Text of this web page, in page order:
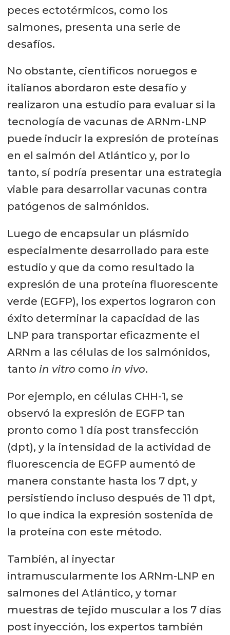
peces ectotérmicos, como los
salmones, presenta una serie de
desafíos.
No obstante, científicos noruegos e
italianos abordaron este desafío y
realizaron una estudio para evaluar si la
tecnología de vacunas de ARNm-LNP
puede inducir la expresión de proteínas
en el salmón del Atlántico y, por lo
tanto, sí podría presentar una estrategia
viable para desarrollar vacunas contra
patógenos de salmónidos.
Luego de encapsular un plásmido
especialmente desarrollado para este
estudio y que da como resultado la
expresión de una proteína fluorescente
verde (EGFP), los expertos lograron con
éxito determinar la capacidad de las
LNP para transportar eficazmente el
ARNm a las células de los salmónidos,
tanto in vitro como in vivo.
Por ejemplo, en células CHH-1, se
observó la expresión de EGFP tan
pronto como 1 día post transfección
(dpt), y la intensidad de la actividad de
fluorescencia de EGFP aumentó de
manera constante hasta los 7 dpt, y
persistiendo incluso después de 11 dpt,
lo que indica la expresión sostenida de
la proteína con este método.
También, al inyectar
intramuscularmente los ARNm-LNP en
salmones del Atlántico, y tomar
muestras de tejido muscular a los 7 días
post inyección, los expertos también